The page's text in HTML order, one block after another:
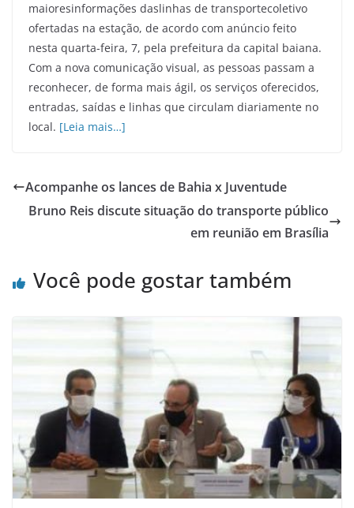
maioresinformações daslinhas de transportecoletivo
ofertadas na estação, de acordo com anúncio feito
nesta quarta-feira, 7, pela prefeitura da capital baiana.
Com a nova comunicação visual, as pessoas passam a
reconhecer, de forma mais ágil, os serviços oferecidos,
entradas, saídas e linhas que circulam diariamente no
local. [Leia mais…]
Acompanhe os lances de Bahia x Juventude
Bruno Reis discute situação do transporte público
em reunião em Brasília
Você pode gostar também